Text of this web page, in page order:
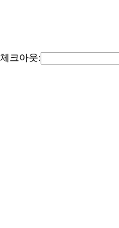
체크아웃: